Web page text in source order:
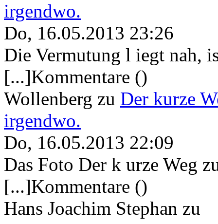
irgendwo.
Do, 16.05.2013 23:26
Die Vermutung l iegt nah,
[...]Kommentare ()
Wollenberg zu Der kurze
irgendwo.
Do, 16.05.2013 22:09
Das Foto Der k urze Weg
[...]Kommentare ()
Hans Joachim Stephan zu